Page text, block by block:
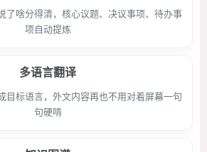
了啥分得清，核心议题、决议事项、待办事
项自动提炼
多语言翻译
目标语言，外文内容再也不用对着屏幕一句
句硬啃